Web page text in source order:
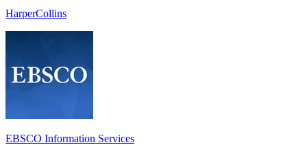
HarperCollins
EBSCO Information Services